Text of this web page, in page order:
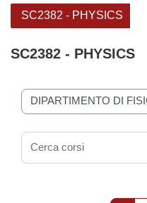
SC2382 - PHYSICS
SC2382 - PHYSICS
Categorie di corso
Cerca corsi